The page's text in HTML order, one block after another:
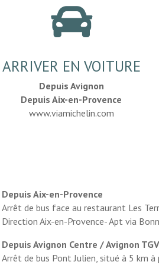

ARRIVER EN VOITURE
Depuis Avignon
Depuis Aix-en-Provence
www.viamichelin.com
Depuis Aix-en-Provence
Arrêt de bus face au restaurant Les
Direction Aix-en-Provence- Apt via
Depuis Avignon Centre / Avignon TGV
Arrêt de bus Pont Julien, situé à 5 km à